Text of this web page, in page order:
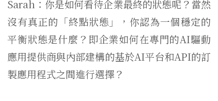
Sarah：你是如何看待企業最終的狀態呢？當然
沒有真正的「終點狀態」，你認為一個穩定的
平衡狀態是什麼？即企業如何在專門的AI驅動
應用提供商與內部建構的基於AI平台和API的訂
製應用程式之間進行選擇？